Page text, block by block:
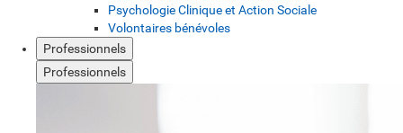
Psychologie Clinique et Action Sociale
Volontaires bénévoles
Professionnels
Professionnels